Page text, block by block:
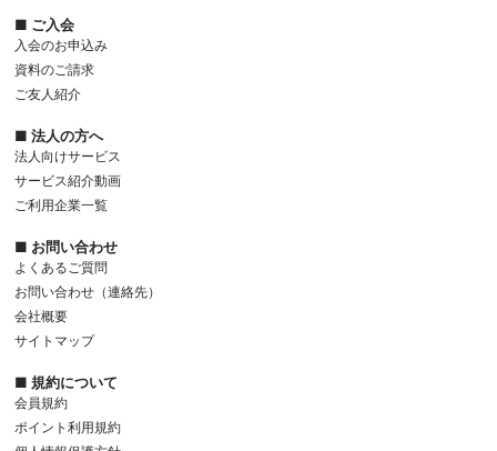
■ ご入会
入会のお申込み
資料のご請求
ご友人紹介
■ 法人の方へ
法人向けサービス
サービス紹介動画
ご利用企業一覧
■ お問い合わせ
よくあるご質問
お問い合わせ（連絡先）
会社概要
サイトマップ
■ 規約について
会員規約
ポイント利用規約